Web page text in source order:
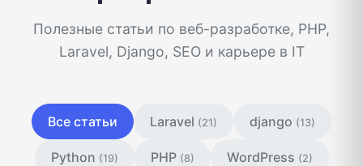
Полезные статьи по веб-разработке, PHP,
Laravel, Django, SEO и карьере в IT
Все статьи Laravel (21) django (13)
Python (19) PHP (8) WordPress (2)